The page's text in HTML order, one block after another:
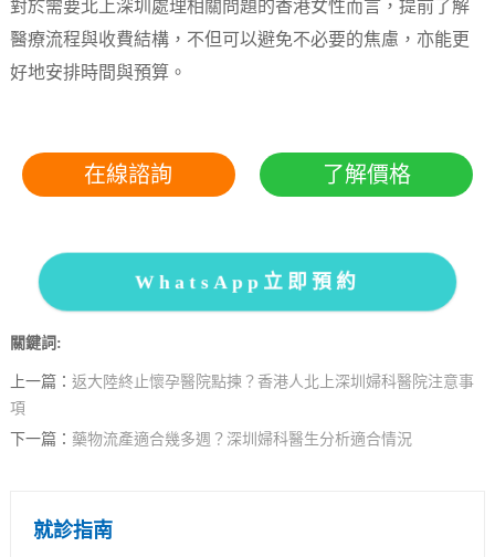
對於需要北上深圳處理相關問題的香港女性而言，提前了解
醫療流程與收費結構，不但可以避免不必要的焦慮，亦能更
好地安排時間與預算。
在線諮詢 了解價格
WhatsApp立即預約
關鍵詞:
上一篇： 返大陸終止懷孕醫院點揀？香港人北上深圳婦科醫院注意事
項
下一篇： 藥物流產適合幾多週？深圳婦科醫生分析適合情況
就診指南